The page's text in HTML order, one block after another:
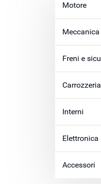
Motore
Meccanica
Freni e
Carrozzeria
Interni
Elettronica
Accessori